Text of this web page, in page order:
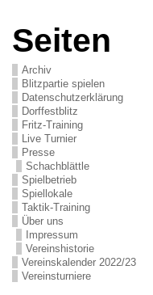
Seiten
Archiv
Blitzpartie spielen
Datenschutzerklärung
Dorffestblitz
Fritz-Training
Live Turnier
Presse
Schachblättle
Spielbetrieb
Spiellokale
Taktik-Training
Über uns
Impressum
Vereinshistorie
Vereinskalender 2022/23
Vereinsturniere